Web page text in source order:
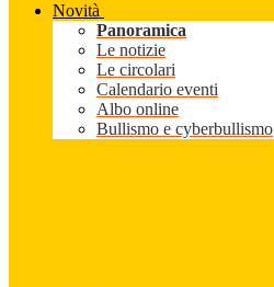
Novità
Panoramica
Le notizie
Le circolari
Calendario eventi
Albo online
Bullismo e cyberbullismo